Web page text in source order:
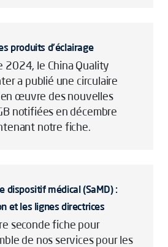
produits d'éclairage
2024, le China Quality
a publié une circulaire
œuvre des nouvelles
notifiées en décembre
notre fiche.
dispositif médical (SaMD) :
et les lignes directrices
seconde fiche pour
de nos services pour les